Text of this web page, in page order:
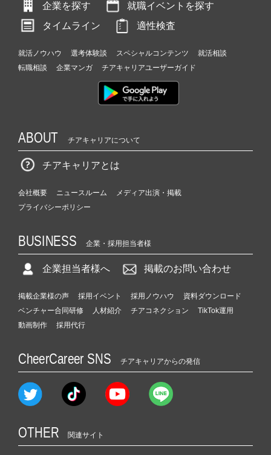
企業を探す
就職イベントを探す
タイムライン
適性検査
就活ノウハウ 選考体験談 スペシャルコンテンツ
就活相談
転職相談
企業マンガ チアキャリアユーザーガイド
ABOUT チアキャリアについて
チアキャリアとは
会社概要 ニュースルーム
メディア出演・掲載
プライバシーポリシー
BUSINESS 企業・採用担当者様
企業担当者様へ 掲載のお問い合わせ
掲載企業様の声 採用イベント 採用ノウハウ
資料ダウンロード
ベンチャー合同研修
人材紹介 チアコネクション
TikTok運用
動画制作
採用代行
CheerCareer SNS チアキャリアからの発信
OTHER 関連サイト